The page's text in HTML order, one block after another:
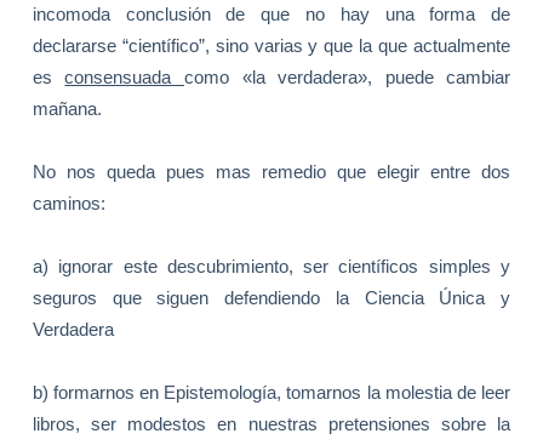
incomoda conclusión de que no hay una forma de
declararse “científico”, sino varias y que la que actualmente
esconsensuada como «la verdadera», puede cambiar
mañana.
No nos queda pues mas remedio que elegir entre dos
caminos:
a) ignorar este descubrimiento, ser científicos simples y
seguros que siguen defendiendo
la CienciaÚnica y
Verdadera
b) formarnos en Epistemología, tomarnos la molestia de leer
libros, ser modestos en nuestras pretensiones sobre la